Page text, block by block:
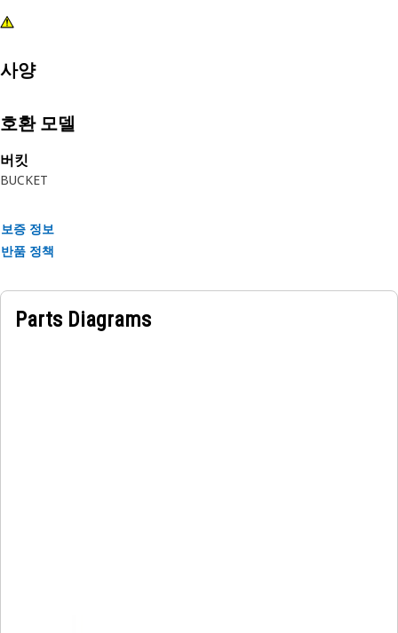
사양
호환 모델
버킷
BUCKET
보증 정보
반품 정책
Parts Diagrams